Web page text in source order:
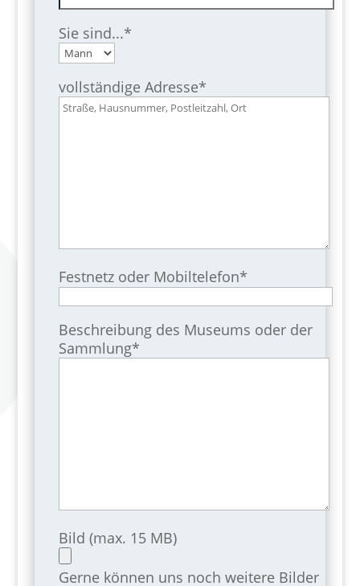
Sie sind...*
vollständige Adresse*
Festnetz oder Mobiltelefon*
Beschreibung des Museums oder der
Sammlung*
Bild (max. 15 MB)
Gerne können uns noch weitere Bilder